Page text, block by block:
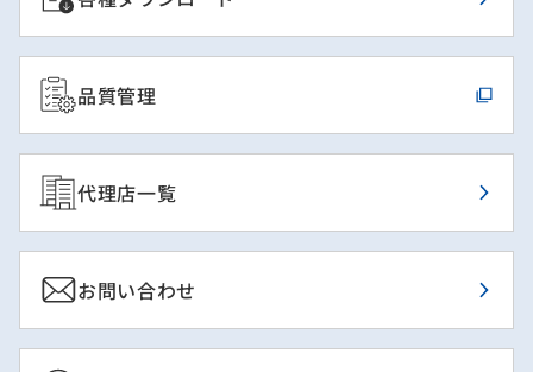
品質管理
代理店一覧
お問い合わせ